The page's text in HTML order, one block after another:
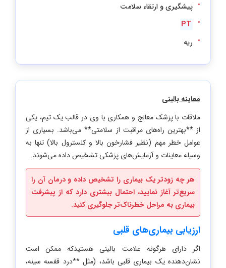
پیشگیری و ارتقاء سلامت
PT
ریه
معاینه بالینی
ملاقات با پزشک معالج و همکاری با وی در قالب یک تیم، یکی
از **بهترین راه‌های مراقبت از سلامتی** می‌باشد. بسیاری از
عوامل خطر مهم (نظیر فشارخون بالا و کلسترول بالا) تنها به
وسیله معاینات و آزمایش‌های پزشکی تشخیص داده می‌شوند.
هر چه زودتر یک بیماری را تشخیص داده و درمان آن را
سریع‌تر آغاز نمایید، احتمال بیشتری دارد که از پیشرفت
بیماری به مراحل خطرناک‌تر جلوگیری کنید.
ارزیابی بیماری‌های قلبی
اگر دارای هرگونه علامت بالینی هستیدکه ممکن است
نشان‌دهنده یک بیماری قلبی باشد، (مثل **درد قفسه سینه،